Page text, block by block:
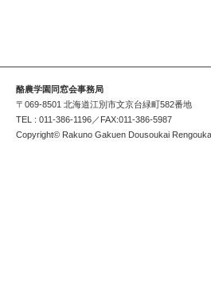
酪農学園同窓会事務局
〒069-8501 北海道江別市文京台緑町582番地
TEL : 011-386-1196／FAX:011-386-5987
Copyright© Rakuno Gakuen Dousoukai